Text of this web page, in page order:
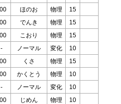
ほのお 物理 15
でんき 物理 15
こおり 物理 15
- ノーマル 変化 10
くさ 物理 15
かくとう 物理 10
- ノーマル 変化 10
じめん 物理 10